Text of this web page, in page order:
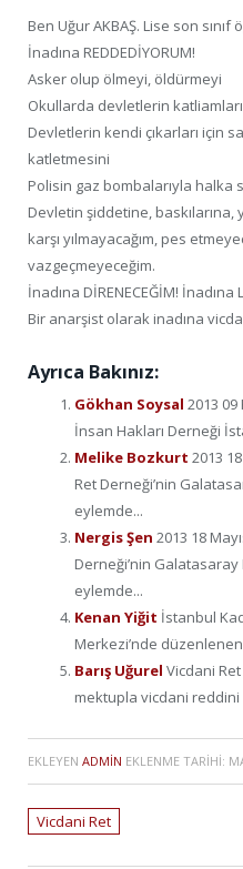
Ben Uğur AKBAŞ. Lise son sınıf
İnadına REDDEDİYORUM!
Asker olup ölmeyi, öldürmeyi
Okullarda devletlerin
Devletlerin kendi çıkarları için
katletmesini
Polisin gaz bombalarıyla halka
Devletin şiddetine, baskılarına,
karşı yılmayacağım, pes
vazgeçmeyeceğim.
İnadına DİRENECEĞİM! İnadına
Bir anarşist olarak inadına
Ayrıca Bakınız:
Gökhan Soysal 2013 09
İnsan Hakları Derneği
Melike Bozkurt 2013
Ret Derneği’nin
eylemde...
Nergis Şen 2013 18
Derneği’nin Galatasaray
eylemde...
Kenan Yiğit İstanbul
Merkezi’nde
Barış Uğurel Vicdani
mektupla vicdani reddini
EKLEYEN ADMIN EKLENME TARIHI:
Vicdani Ret